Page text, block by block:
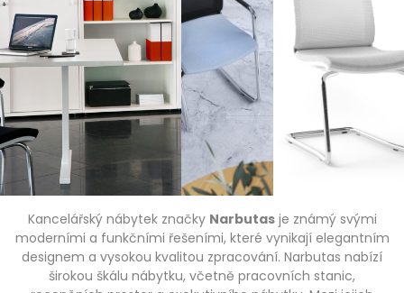
Kancelářský nábytek značky Narbutasje známý svými
moderními a funkčními řešeními, které vynikají elegantním
designem a vysokou kvalitou zpracování. Narbutas nabízí
širokou škálu nábytku, včetně pracovních stanic,